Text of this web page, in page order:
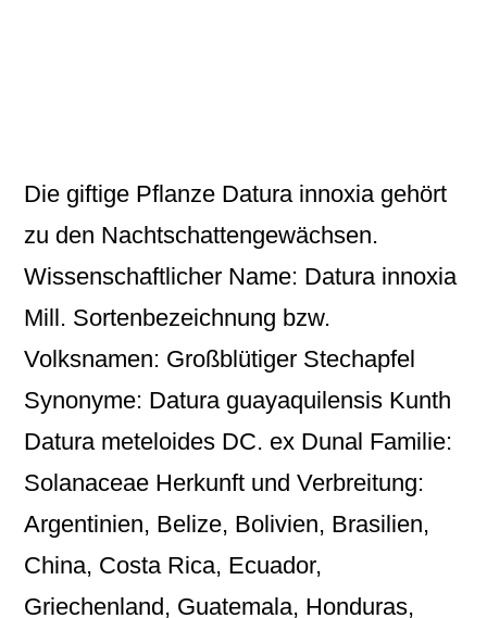
Die giftige Pflanze Datura innoxia gehört
zu den Nachtschattengewächsen.
Wissenschaftlicher Name: Datura innoxia
Mill. Sortenbezeichnung bzw.
Volksnamen: Großblütiger Stechapfel
Synonyme: Datura guayaquilensis Kunth
Datura meteloides DC. ex Dunal Familie:
Solanaceae Herkunft und Verbreitung:
Argentinien, Belize, Bolivien, Brasilien,
China, Costa Rica, Ecuador,
Griechenland, Guatemala, Honduras,